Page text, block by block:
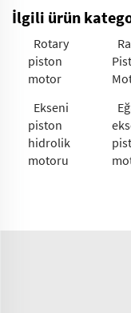
İlgili ürün
Rotary
piston
motor
Ekseni
piston
hidrolik
motoru